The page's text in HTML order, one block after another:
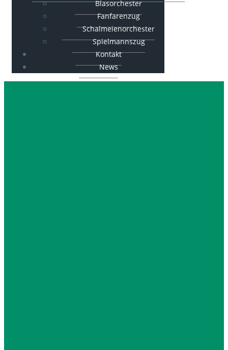
Blasorchester
Fanfarenzug
Schalmeienorchester
Spielmannszug
Kontakt
News